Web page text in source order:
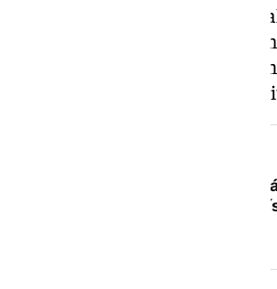
puede llevar el gato al agua:
una situación como que
uno de abajo. Un equipo ha
mi modo de ver, no hay un
El cara a cara entre Almería y
desparpajo y juventud contra